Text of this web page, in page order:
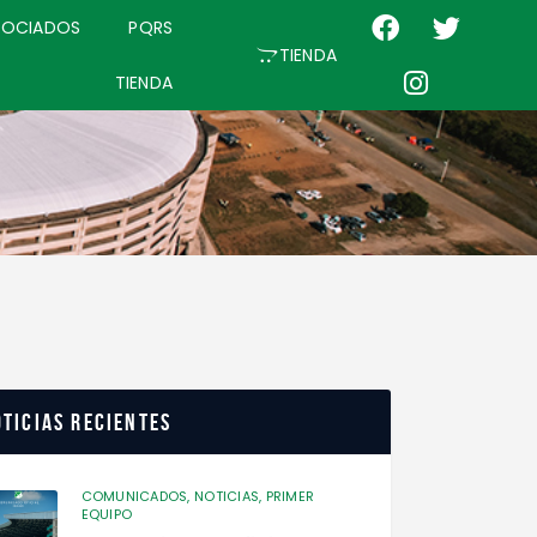
PQRS
TIENDA
TIENDA
recientes
COMUNICADOS, NOTICIAS, PRIMER
EQUIPO